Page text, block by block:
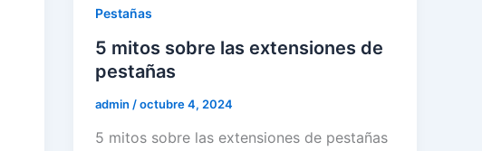
Pestañas
5 mitos sobre las extensiones de
pestañas
admin /octubre 4, 2024
5 mitos sobre las extensiones de pestañas